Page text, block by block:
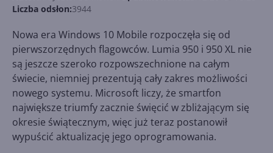
Liczba odsłon:3944
Nowa era Windows 10 Mobile rozpoczęła się od
pierwszorzędnych flagowców. Lumia 950 i 950 XL nie
są jeszcze szeroko rozpowszechnione na całym
świecie, niemniej prezentują cały zakres możliwości
nowego systemu. Microsoft liczy, że smartfon
największe triumfy zacznie święcić w zbliżającym się
okresie świątecznym, więc już teraz postanowił
wypuścić aktualizację jego oprogramowania.